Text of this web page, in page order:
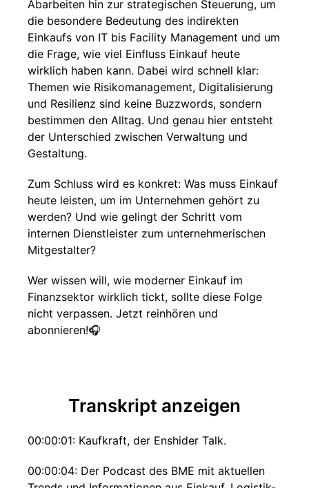
Abarbeiten hin zur strategischen Steuerung, um
die besondere Bedeutung des indirekten
Einkaufs von IT bis Facility Management und um
die Frage, wie viel Einfluss Einkauf heute
wirklich haben kann. Dabei wird schnell klar:
Themen wie Risikomanagement, Digitalisierung
und Resilienz sind keine Buzzwords, sondern
bestimmen den Alltag. Und genau hier entsteht
der Unterschied zwischen Verwaltung und
Gestaltung.
Zum Schluss wird es konkret: Was muss Einkauf
heute leisten, um im Unternehmen gehört zu
werden? Und wie gelingt der Schritt vom
internen Dienstleister zum unternehmerischen
Mitgestalter?
Wer wissen will, wie moderner Einkauf im
Finanzsektor wirklich tickt, sollte diese Folge
nicht verpassen. Jetzt reinhören und
abonnieren!🎧
Transkript anzeigen
00:00:01: Kaufkraft, der Enshider Talk.
00:00:04: Der Podcast des BME mit aktuellen